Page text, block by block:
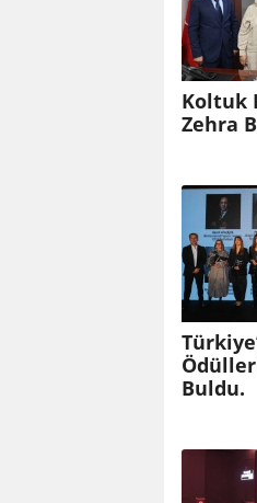
Koltuk
Zehra
Buldu.